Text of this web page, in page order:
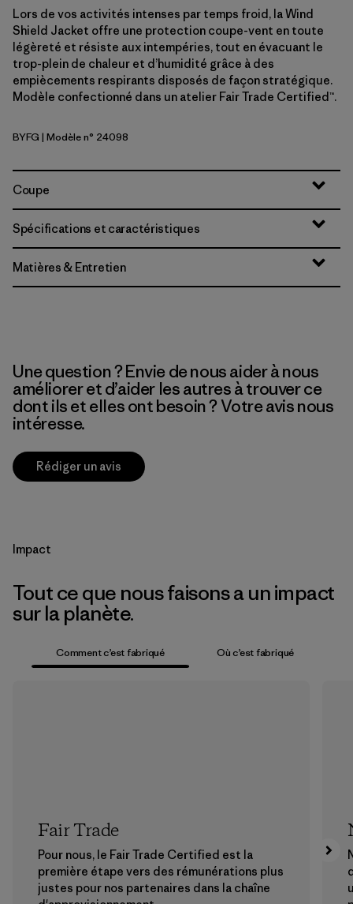
Lors de vos activités intenses par temps froid, la Wind
Shield Jacket offre une protection coupe-vent en toute
légèreté et résiste aux intempéries, tout en évacuant le
trop-plein de chaleur et d’humidité grâce à des
empiècements respirants disposés de façon stratégique.
Modèle confectionné dans un atelier Fair Trade Certified™.
Berry Fig
BYFG | Modèle n° 24098
Coupe
Spécifications et caractéristiques
Matières & Entretien
Une question ? Envie de nous aider à nous
améliorer et d’aider les autres à trouver ce
dont ils et elles ont besoin ? Votre avis nous
intéresse.
Rédiger un avis
Impact
Tout ce que nous faisons a un impact
sur la planète.
Comment c’est fabriqué Où c’est fabriqué
Fair Trade
Pour nous, le Fair Trade Certified est la
première étape vers des rémunérations plus
justes pour nos partenaires dans la chaîne